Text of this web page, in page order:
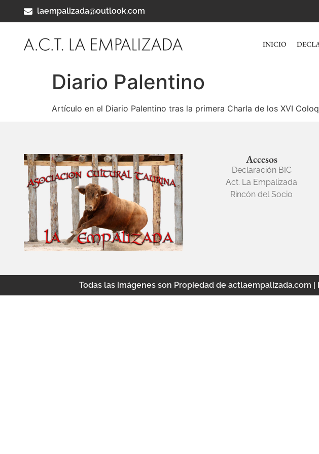
laempalizada@outlook.com
INICIO
Diario Palentino
Artículo en el Diario Palentino tras la primera Charla de los XVI
Accesos
Declaración BIC
Act. La Empalizada
Rincón del Socio
Todas las imágenes son Propiedad de